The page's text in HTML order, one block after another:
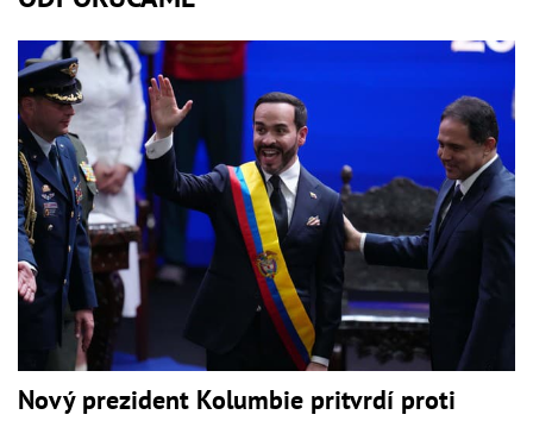
Nový prezident Kolumbie pritvrdí proti